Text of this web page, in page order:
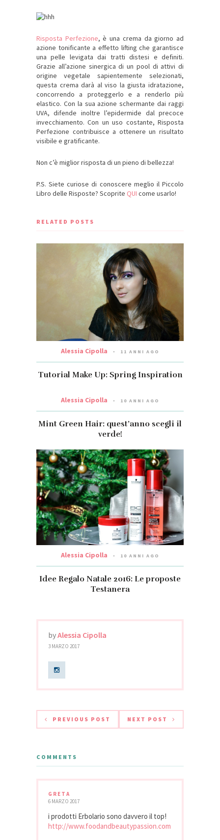
Risposta Perfezione, è una crema da giorno ad
azione tonificante a effetto lifting che garantisce
una pelle levigata dai tratti distesi e definiti.
Grazie all’azione sinergica di un pool di attivi di
origine vegetale sapientemente selezionati,
questa crema darà al viso la giusta idratazione,
concorrendo a proteggerlo e a renderlo più
elastico. Con la sua azione schermante dai raggi
UVA, difende inoltre l’epidermide dal precoce
invecchiamento. Con un uso costante, Risposta
Perfezione contribuisce a ottenere un risultato
visibile e gratificante.
Non c’è miglior risposta di un pieno di bellezza!
P.S. Siete curiose di conoscere meglio il Piccolo
Libro delle Risposte? Scoprite QUI come usarlo!
RELATED POSTS
Alessia Cipolla 11 ANNI AGO
Tutorial Make Up: Spring Inspiration
Alessia Cipolla 10 ANNI AGO
Mint Green Hair: quest’anno scegli il
verde!
Alessia Cipolla 10 ANNI AGO
Idee Regalo Natale 2016: Le proposte
Testanera
byAlessia Cipolla
3 MARZO 2017
PREVIOUS POST NEXT POST
COMMENTS
GRETA
6 MARZO 2017
i prodotti Erbolario sono davvero il top!
http://www.foodandbeautypassion.com